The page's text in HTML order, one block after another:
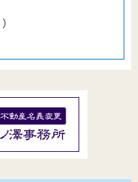
）